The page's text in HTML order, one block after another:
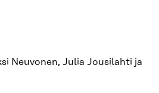
Neuvonen, Julia Jousilahti ja